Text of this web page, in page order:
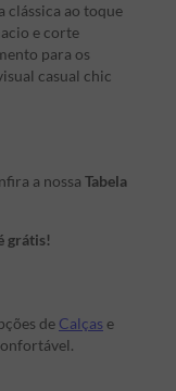
clássica ao toque
e corte
para os
casual chic
a nossa Tabela
grátis!
de Calças e